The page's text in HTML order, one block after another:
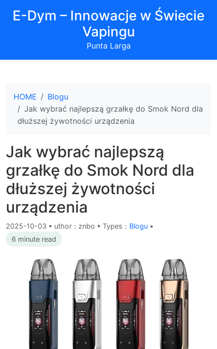
E-Dym – Innowacje w Świecie
Vapingu
Punta Larga
HOME
Blogu
Jak wybrać najlepszą grzałkę do Smok Nord dla
dłuższej żywotności urządzenia
Jak wybrać najlepszą
grzałkę do Smok Nord dla
dłuższej żywotności
urządzenia
2025-10-03 • uthor：znbo • Types： Blogu •
6 minute read